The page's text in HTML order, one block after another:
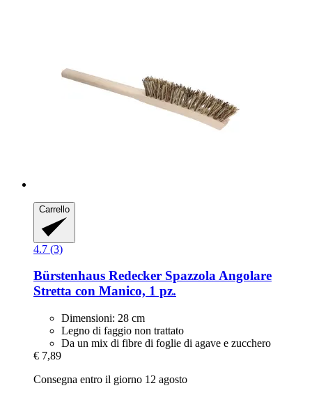
Carrello
4.7 (3)
Bürstenhaus Redecker Spazzola Angolare
Stretta con Manico, 1 pz.
Dimensioni: 28 cm
Legno di faggio non trattato
Da un mix di fibre di foglie di agave e zucchero
€ 7,89
Consegna entro il giorno 12 agosto